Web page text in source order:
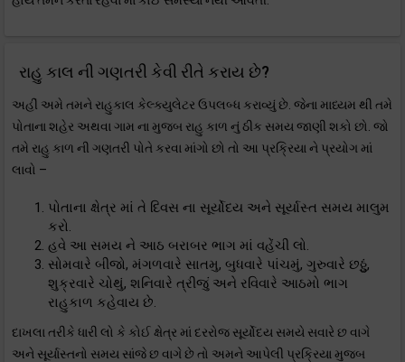
રાહુ કાલ ની ગણતરી કેવી રીતે કરાય છે?
અહીં અમે તમને રાહુકાલ કેલ્ક્યુલેટર ઉપલબ્ધ કરાવ્યું છે. જેના માધ્યમ થી તમે
પોતાના શહેર અથવા ગામ ના મુજબ રાહુ કાળ નું ઠીક સમય જાણી શકો છો. જો
તમે રાહુ કાળ ની ગણતરી પોતે કરવા માંગો છો તો આ પ્રક્રિયા ને પ્રયોગ માં
લાવો –
પોતાના ક્ષેત્ર માં તે દિવસ ના સૂર્યોદય અને સૂર્યાસ્ત સમય માલુમ
કરો.
હવે આ સમય ને આઠ બરાબર ભાગ માં વહેંચી લો.
સોમવારે બીજો, મંગળવારે સાતમુ, બુધવારે પાંચમું, ગુરુવારે છઠ્ઠું,
શુક્રવારે ચોથું, શનિવારે ત્રીજું અને રવિવારે આઠમો ભાગ
રાહુકાળ કહેવાય છે.
દાખલા તરીકે ધારી લો કે કોઈ ક્ષેત્ર માં દરરોજ સૂર્યોદય સમયે સવારે છ વાગે
અને સૂર્યાસ્તનો સમય સાંજે છ વાગે છે તો અમને આપેલી પ્રક્રિયા મુજબ